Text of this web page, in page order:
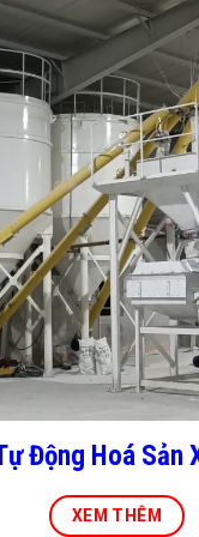
Động Hoá Sản
XEM THÊM